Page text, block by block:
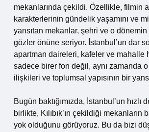
mekanlarında çekildi. Özellikle, filmin
karakterlerinin gündelik yaşamını ve
yansıtan mekanlar, şehri ve o dönemin
gözler önüne seriyor. İstanbul’un dar
apartman daireleri, kafeler ve mahalle
sadece birer fon değil, aynı zamanda
ilişkileri ve toplumsal yapısının bir
Bugün baktığımızda, İstanbul’un hızlı
birlikte, Kılıbık’ın çekildiği mekanların
yok olduğunu görüyoruz. Bu da bizi